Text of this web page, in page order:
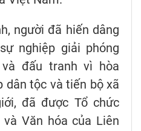
người đã hiến dâng
nghiệp giải phóng
đấu tranh vì hòa
dân tộc và tiến bộ xã
đã được Tổ chức
Văn hóa của Liên